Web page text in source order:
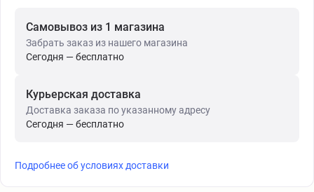
Самовывоз из 1 магазина
Забрать заказ из нашего магазина
Сегодня — бесплатно
Курьерская доставка
Доставка заказа по указанному адресу
Сегодня — бесплатно
Подробнее об условиях доставки